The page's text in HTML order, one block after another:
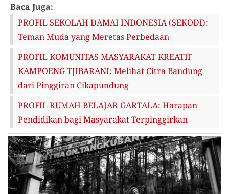
Baca Juga:
PROFIL SEKOLAH DAMAI INDONESIA (SEKODI):
Teman Muda yang Meretas Perbedaan
PROFIL KOMUNITAS MASYARAKAT KREATIF
KAMPOENG TJIBARANI: Melihat Citra Bandung
dari Pinggiran Cikapundung
PROFIL RUMAH BELAJAR GARTALA: Harapan
Pendidikan bagi Masyarakat Terpinggirkan